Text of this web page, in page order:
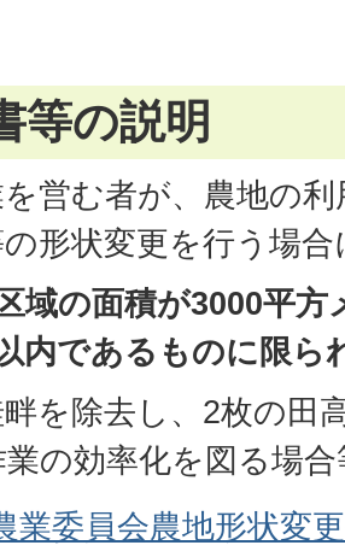
等の説明
営む者が、農地の
形状変更を行う場
域の面積が3000平方
内であるものに限ら
を除去し、2枚の田
の効率化を図る場合
業委員会農地形状変